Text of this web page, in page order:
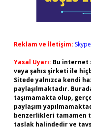
Reklam ve İletişim:
Yasal Uyarı: Bu internet
veya şahıs şirketi ile
Sitede yalnızca kendi
paylaşılmaktadır.
taşımamakta olup,
paylaşım
benzerlikleri tamamen
taslak halindedir ve